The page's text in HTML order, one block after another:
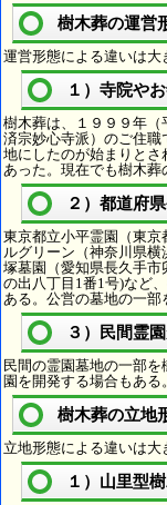
樹木葬の運営
運営形態による違いは大
１）寺院や
樹木葬は、１９９９年
済宗妙心寺派）のご住
地にしたのが始まりと
あった。現在でも樹木葬
２）都道府
東京都立小平霊園（東京
ルグリーン（神奈川県
塚墓園（愛知県長久手市
の出八丁目1番1号)など
ある。公営の墓地の一部
３）民間霊
民間の霊園墓地の一部
園を開発する場合もある
樹木葬の立地
立地形態による違いは大
１）山里型